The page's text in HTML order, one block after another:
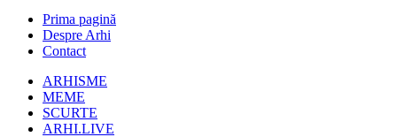
Prima pagină
Despre Arhi
Contact
ARHISME
MEME
SCURTE
ARHI.LIVE